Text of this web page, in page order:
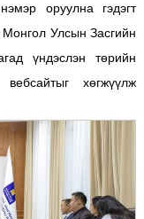
оруулна гэдэгт
Монгол Улсын Засгийн
үндэслэн төрийн
вебсайтыг хөгжүүлж